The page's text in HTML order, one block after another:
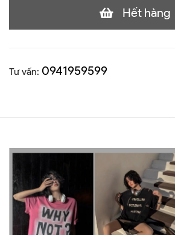
Hết hàng
Tư vấn: 0941959599